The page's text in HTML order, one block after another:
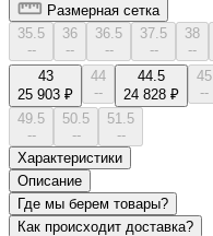
Размерная сетка
35.5
--
36
--
36.5
--
37.5
--
38
--
43
25 903 ₽
44
--
44.5
24 828 ₽
45
--
49.5
--
50.5
--
51.5
--
Характеристики
Описание
Где мы берем товары?
Как происходит доставка?